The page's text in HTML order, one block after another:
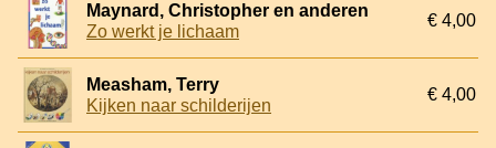
Maynard, Christopher en anderen
Zo werkt je lichaam
€ 4,00
Measham, Terry
Kijken naar schilderijen
€ 4,00